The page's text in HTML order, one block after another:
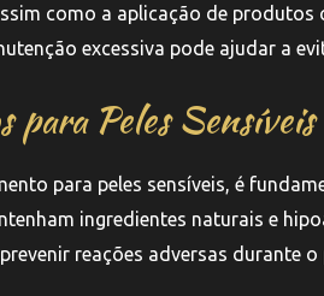
como a aplicação de
excessiva pode ajudar a
para Peles Sensíveis
para peles sensíveis, é
ingredientes naturais e
reações adversas durante